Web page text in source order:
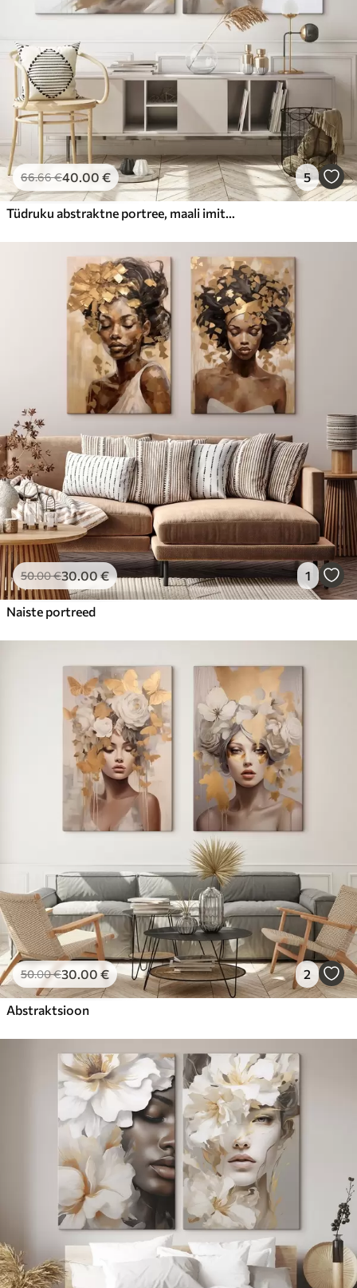
66.66€40.00 € 5
Tüdruku abstraktne portree, maali imitatsioon
50.00€30.00€ 1
Naiste portreed
50.00€30.00 € 2
Abstraktsioon